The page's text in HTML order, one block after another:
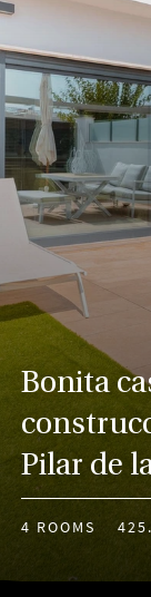
Bonita
Pilar de
4 ROOMS